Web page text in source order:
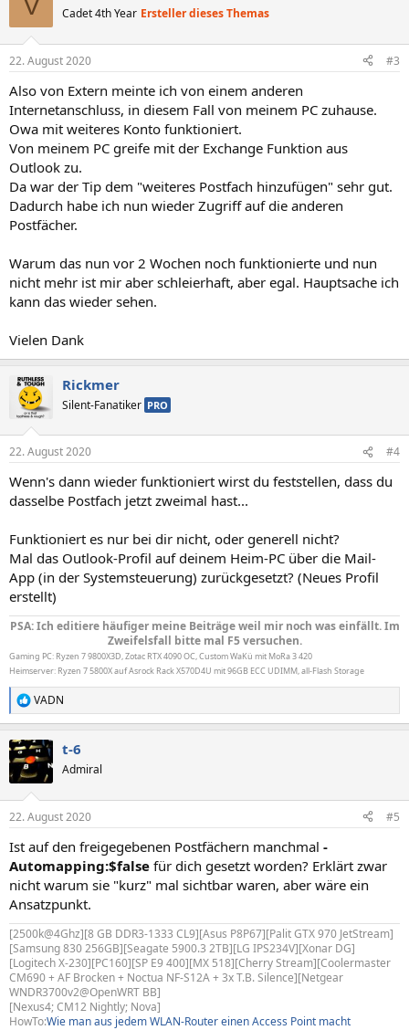
e
:
Cadet 4th Year Ersteller dieses Themas
22. August 2020 #3
Also von Extern meinte ich von einem anderen
Internetanschluss, in diesem Fall von meinem PC zuhause.
Owa mit weiteres Konto funktioniert.
Von meinem PC greife mit der Exchange Funktion aus
Outlook zu.
Da war der Tip dem "weiteres Postfach hinzufügen" sehr gut.
Dadurch habe ich nun wieder Zugriff auf die anderen
Postfächer.
Warum das nun vor 2 Wochen noch funktionierte und nun
nicht mehr ist mir aber schleierhaft, aber egal. Hauptsache ich
kann das wieder sehen.
Vielen Dank
Rickmer
Silent-Fanatiker PRO
22. August 2020 #4
Wenn's dann wieder funktioniert wirst du feststellen, dass du
dasselbe Postfach jetzt zweimal hast...
Funktioniert es nur bei dir nicht, oder generell nicht?
Mal das Outlook-Profil auf deinem Heim-PC über die Mail-
App (in der Systemsteuerung) zurückgesetzt? (Neues Profil
erstellt)
PSA: Ich editiere häufiger meine Beiträge weil mir noch was einfällt. Im
Zweifelsfall bitte mal F5 versuchen.
Gaming PC: Ryzen 7 9800X3D, Zotac RTX 4090 OC, Custom WaKü mit MoRa 3 420
Heimserver: Ryzen 7 5800X auf Asrock Rack X570D4U mit 96GB ECC UDIMM, all-Flash Storage
R
e
k
t
e
:
VADN
t-6
Admiral
22. August 2020 #5
Ist auf den freigegebenen Postfächern manchmal -
Automapping:$false für dich gesetzt worden? Erklärt zwar
nicht warum sie "kurz" mal sichtbar waren, aber wäre ein
Ansatzpunkt.
[2500k@4Ghz][8 GB DDR3-1333 CL9][Asus P8P67][Palit GTX 970 JetStream]
[Samsung 830 256GB][Seagate 5900.3 2TB][LG IPS234V][Xonar DG]
[Logitech X-230][PC160][SP E9 400][MX 518][Cherry Stream][Coolermaster
CM690 + AF Brocken + Noctua NF-S12A + 3x T.B. Silence][Netgear
WNDR3700v2@OpenWRT BB]
[Nexus4; CM12 Nightly; Nova]
HowTo:Wie man aus jedem WLAN-Router einen Access Point macht